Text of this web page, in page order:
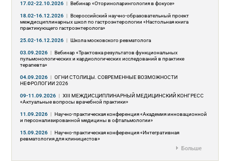
17.02-22.10.2026 | Вебинар «Оториноларингология в фокусе»
18.02-16.12.2026 | Всероссийский научно-образовательный проект
междисциплинарных школ по гастроэнтерологии «Настольная книга
практикующего гастроэнтеролога»
25.02-16.12.2026 | Школа московского ревматолога
03.09.2026 | Вебинар «Трактовка результатов функциональных
пульмонологических и кардиологических исследований в практике
терапевта»
04.09.2026 | ОГНИ СТОЛИЦЫ. СОВРЕМЕННЫЕ ВОЗМОЖНОСТИ
НЕФРОЛОГИИ 2026
09-11.09.2026 | ХIII МЕЖДИСЦИПЛИНАРНЫЙ МЕДИЦИНСКИЙ КОНГРЕСС
«Актуальные вопросы врачебной практики»
11.09.2026 | Научно-практическая конференция «Академия инновационной
и персонализированной медицины в офтальмологии»
15.09.2026 | Научно-практическая конференция «Интегративная
ревматология для клиницистов»
Больше